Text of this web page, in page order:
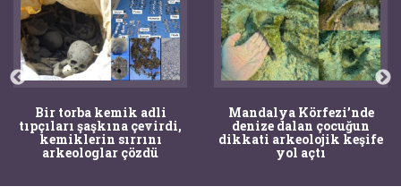
Mandalya Körfezi’nde
denize dalan çocuğun
dikkati arkeolojik keşife
yol açtı
İstanbul'un Tarihi
Ağaçları Dijital Pasaportla
Korunacak: Risklere Karşı
MR'lı Önlem